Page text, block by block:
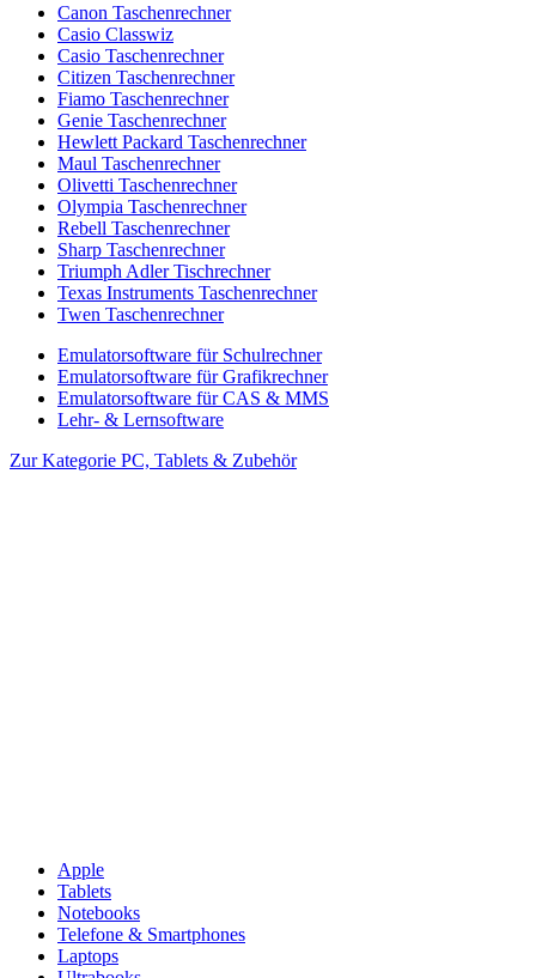
Canon Taschenrechner
Casio Classwiz
Casio Taschenrechner
Citizen Taschenrechner
Fiamo Taschenrechner
Genie Taschenrechner
Hewlett Packard Taschenrechner
Maul Taschenrechner
Olivetti Taschenrechner
Olympia Taschenrechner
Rebell Taschenrechner
Sharp Taschenrechner
Triumph Adler Tischrechner
Texas Instruments Taschenrechner
Twen Taschenrechner
Emulatorsoftware für Schulrechner
Emulatorsoftware für Grafikrechner
Emulatorsoftware für CAS & MMS
Lehr- & Lernsoftware
Zur Kategorie PC, Tablets & Zubehör
Apple
Tablets
Notebooks
Telefone & Smartphones
Laptops